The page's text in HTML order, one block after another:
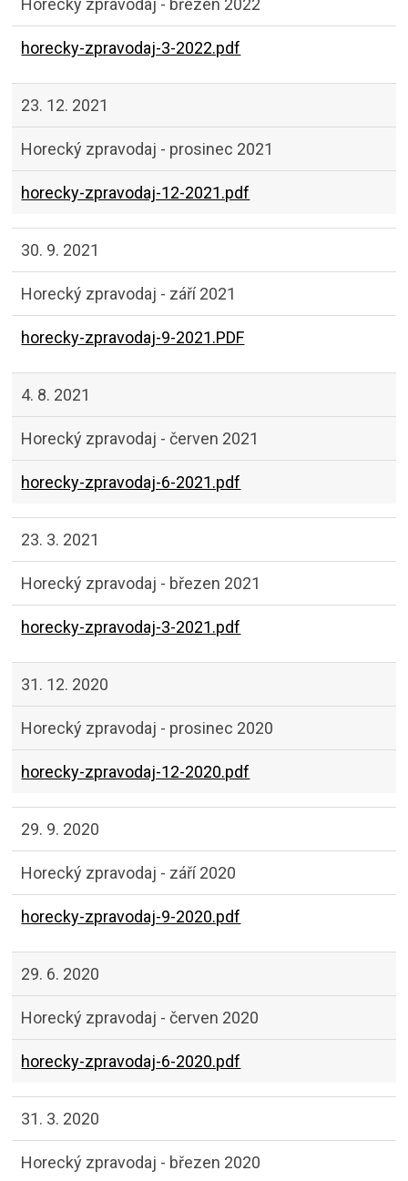
Horecký zpravodaj - březen 2022
horecky-zpravodaj-3-2022.pdf
23. 12. 2021
Horecký zpravodaj - prosinec 2021
horecky-zpravodaj-12-2021.pdf
30. 9. 2021
Horecký zpravodaj - září 2021
horecky-zpravodaj-9-2021.PDF
4. 8. 2021
Horecký zpravodaj - červen 2021
horecky-zpravodaj-6-2021.pdf
23. 3. 2021
Horecký zpravodaj - březen 2021
horecky-zpravodaj-3-2021.pdf
31. 12. 2020
Horecký zpravodaj - prosinec 2020
horecky-zpravodaj-12-2020.pdf
29. 9. 2020
Horecký zpravodaj - září 2020
horecky-zpravodaj-9-2020.pdf
29. 6. 2020
Horecký zpravodaj - červen 2020
horecky-zpravodaj-6-2020.pdf
31. 3. 2020
Horecký zpravodaj - březen 2020